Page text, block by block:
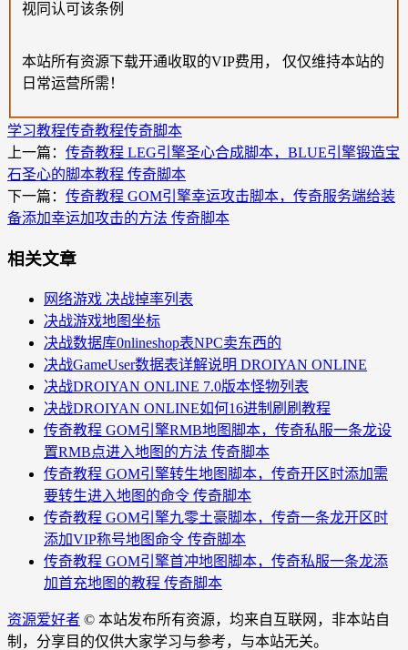
视同认可该条例
本站所有资源下载开通收取的VIP费用， 仅仅维持本站的
日常运营所需！
学习教程传奇教程传奇脚本
上一篇： 传奇教程 LEG引擎圣心合成脚本，BLUE引擎锻造宝
石圣心的脚本教程 传奇脚本
下一篇： 传奇教程 GOM引擎幸运攻击脚本，传奇服务端给装
备添加幸运加攻击的方法 传奇脚本
相关文章
网络游戏 决战掉率列表
决战游戏地图坐标
决战数据库0nlineshop表NPC卖东西的
决战GameUser数据表详解说明 DROIYAN ONLINE
决战DROIYAN ONLINE 7.0版本怪物列表
决战DROIYAN ONLINE如何16进制刷刷教程
传奇教程 GOM引擎RMB地图脚本，传奇私服一条龙设
置RMB点进入地图的方法 传奇脚本
传奇教程 GOM引擎转生地图脚本，传奇开区时添加需
要转生进入地图的命令 传奇脚本
传奇教程 GOM引擎九零土豪脚本，传奇一条龙开区时
添加VIP称号地图命令 传奇脚本
传奇教程 GOM引擎首冲地图脚本，传奇私服一条龙添
加首充地图的教程 传奇脚本
资源爱好者 © 本站发布所有资源，均来自互联网，非本站自
制，分享目的仅供大家学习与参考，与本站无关。